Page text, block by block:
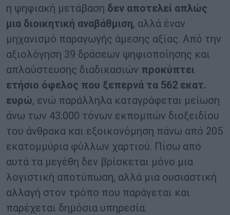
η ψηφιακή μετάβαση δεν αποτελεί απλώς
μια διοικητική αναβάθμιση, αλλά έναν
μηχανισμό παραγωγής άμεσης αξίας. Από την
αξιολόγηση 39 δράσεων ψηφιοποίησης και
απλούστευσης διαδικασιών προκύπτει
ετήσιο όφελος που ξεπερνά τα 562 εκατ.
ευρώ, ενώ παράλληλα καταγράφεται μείωση
άνω των 43.000 τόνων εκπομπών διοξειδίου
του άνθρακα και εξοικονόμηση πάνω από 205
εκατομμύρια φύλλων χαρτιού. Πίσω από
αυτά τα μεγέθη δεν βρίσκεται μόνο μια
λογιστική αποτύπωση, αλλά μια ουσιαστική
αλλαγή στον τρόπο που παράγεται και
παρέχεται δημόσια υπηρεσία.